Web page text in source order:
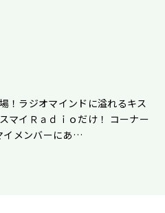
！ラジオマインドに溢れるキス
マイＲａｄｉｏだけ！ コーナー
イメンバーにあ…